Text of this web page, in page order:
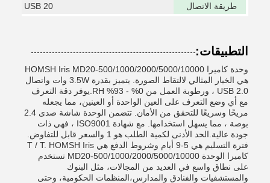
طريقة الاتصال USB 20
التطبيقات:
وحدة كاميرا HOMSH Iris MD20-500/1000/2000/5000/10000
هي الخيار المثالي لالتقاط الصورة. يتميز بقدرة 3.5W وات واتصال
USB 2.0 ، ورطوبة العمل من 0% - 93% RH.يوفر دقة التعرف
مع أي وضع التعرف على العين الواحدة أو العينين، مما يجعله
مريحًا وسريعًا للتحقق من الأمان. تتضمن الوحدة شاشة صدى 2.4
بوصة ، مما يسهل استخدامها. مع شهادة ISO9001 ، فهي ذات
جودة عالية.الحد الأدنى لكمية الطلب هو 1 والسعر قابل للتفاوض.
فترة التسليم هي 5-9 أيام وشروط الدفع هي T / T. HOMSH Iris
كاميرا الوحدة MD20-500/1000/2000/5000/10000 تستخدم
على نطاق واسع في العديد من المجالات، مثل البنوك
والمستشفيات والفنادق والمدارس،المنظمات الحكومية، وحتى